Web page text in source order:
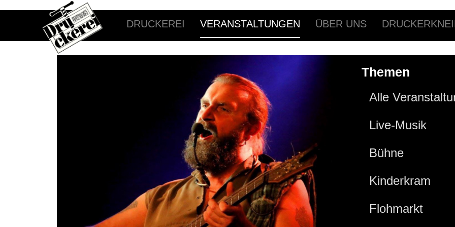
DRUCKEREI VERANSTALTUNGEN ÜBER UNS
Themen
Alle
Live-Musik
Bühne
Kinderkram
Flohmarkt